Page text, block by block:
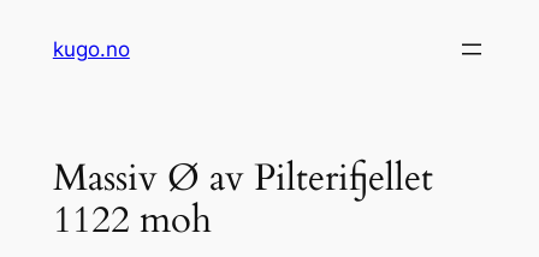
kugo.no
Massiv Ø av Pilterifjellet
1122 moh